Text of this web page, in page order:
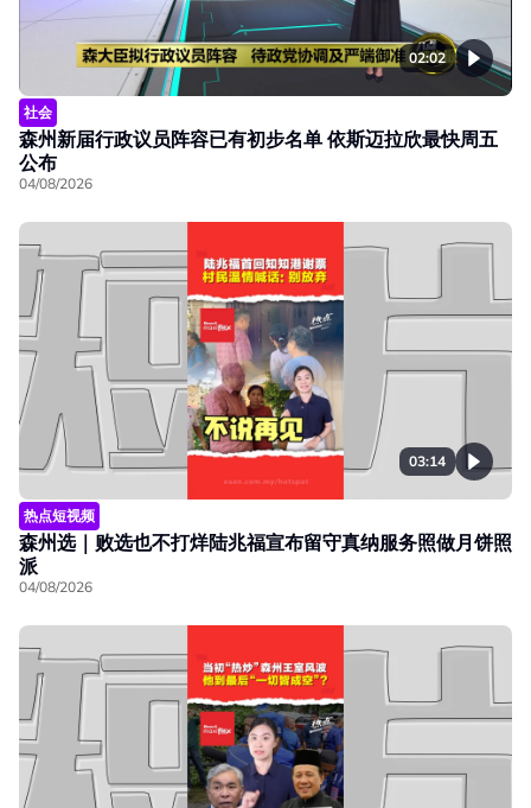
02:02
社会
森州新届行政议员阵容已有初步名单 依斯迈拉欣最快周五
公布
04/08/2026
03:14
热点短视频
森州选｜败选也不打烊陆兆福宣布留守真纳服务照做月饼照
派
04/08/2026